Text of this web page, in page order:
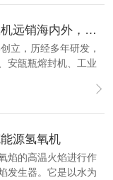
沃克能源氢氧机远销海内外，备受好评！
立，历经多年研发，
安瓿瓶熔封机、工业
国际知名企业与高
源氢氧机
焰的高温火焰进行作
发生器。它是以水为